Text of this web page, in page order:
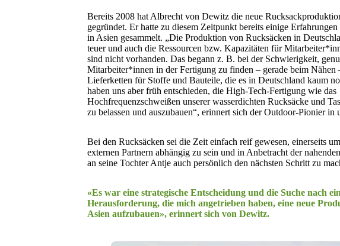
Bereits 2008 hat Albrecht von Dewitz die neue
gegründet. Er hatte zu diesem Zeitpunkt bereits einige
in Asien gesammelt. „Die Produktion von Rucksäcken in
teuer und auch die Ressourcen bzw. Kapazitäten für
sind nicht vorhanden. Das begann z. B. bei der Schwierigkeit,
Mitarbeiter*innen in der Fertigung zu finden – gerade beim Nähen
Lieferketten für Stoffe und Bauteile, die es in Deutschland kaum
haben uns aber früh entschieden, die High-Tech-Fertigung wie das
Hochfrequenzschweißen unserer wasserdichten Rucksäcke und
zu belassen und auszubauen“, erinnert sich der Outdoor-Pionier in
Bei den Rucksäcken sei die Zeit einfach reif gewesen, einerseits
externen Partnern abhängig zu sein und in Anbetracht der
an seine Tochter Antje auch persönlich den nächsten Schritt zu
«Es war eine strategische Entscheidung und die Suche nach
Herausforderung, die mich angetrieben haben, eine neue
Asien aufzubauen», erinnert sich von Dewitz.